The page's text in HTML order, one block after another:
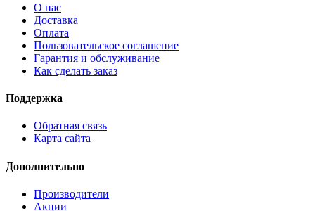
О нас
Доставка
Оплата
Пользовательское соглашение
Гарантия и обслуживание
Как сделать заказ
Поддержка
Обратная связь
Карта сайта
Дополнительно
Производители
Акции